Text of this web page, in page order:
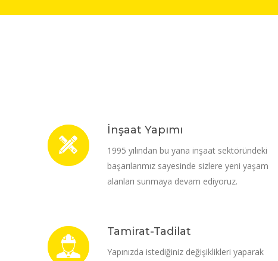
İnşaat Yapımı
1995 yılından bu yana inşaat sektöründeki
başarılarımız sayesinde sizlere yeni yaşam
alanları sunmaya devam ediyoruz.
Tamirat-Tadilat
Yapınızda istediğiniz değişiklikleri yaparak